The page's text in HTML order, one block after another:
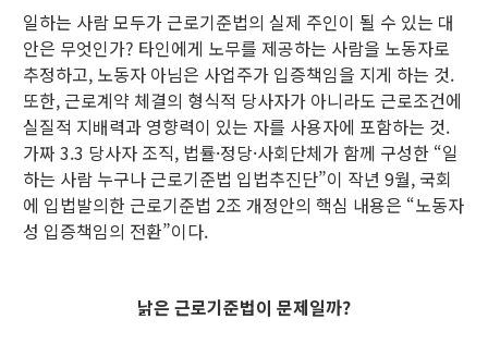
일하는 사람 모두가 근로기준법의 실제 주인이 될 수 있는 대
안은 무엇인가? 타인에게 노무를 제공하는 사람을 노동자로
추정하고, 노동자 아님은 사업주가 입증책임을 지게 하는 것.
또한, 근로계약 체결의 형식적 당사자가 아니라도 근로조건에
실질적 지배력과 영향력이 있는 자를 사용자에 포함하는 것.
가짜 3.3 당사자 조직, 법률·정당·사회단체가 함께 구성한 “일
하는 사람 누구나 근로기준법 입법추진단”이 작년 9월, 국회
에 입법발의한 근로기준법 2조 개정안의 핵심 내용은 “노동자
성 입증책임의 전환”이다.
낡은 근로기준법이 문제일까?